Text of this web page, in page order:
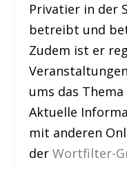
Privatier in der
betreibt und
Zudem ist er
ums das
Aktuelle
mit anderen
derWortfilter-